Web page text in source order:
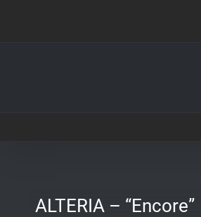
ALTERIA – “Encore”